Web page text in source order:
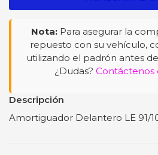
Nota: Para asegurar la
repuesto con su vehículo,
utilizando el padrón antes
¿Dudas? Contáctenos
Descripción
Amortiguador Delantero LE 91/